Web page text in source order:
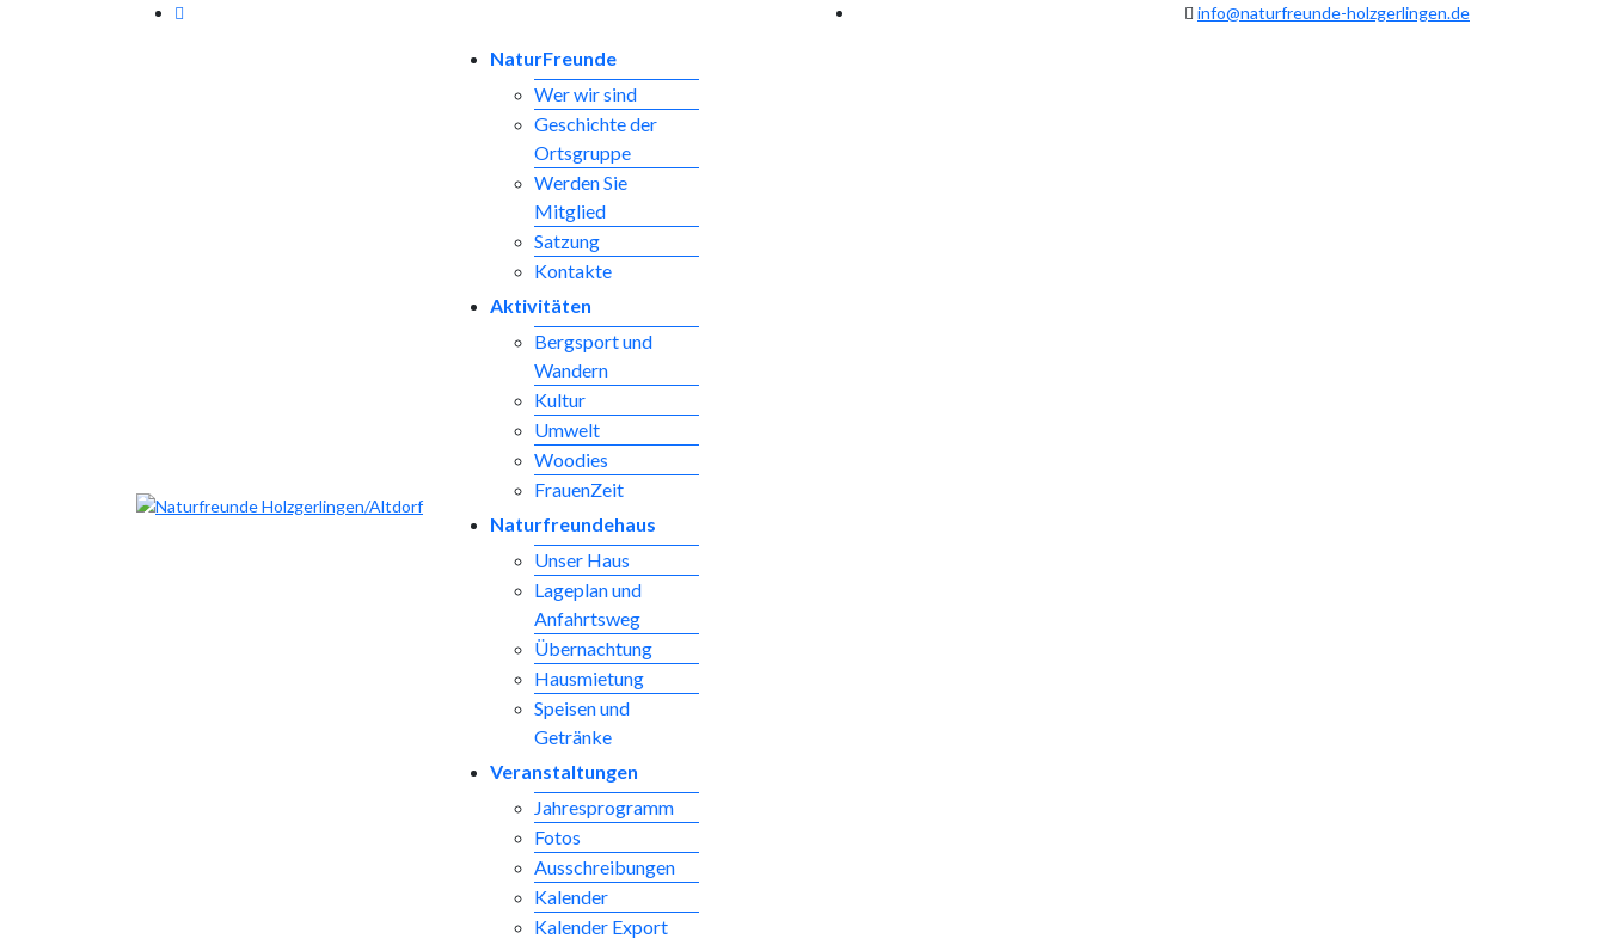
info@naturfreunde-holzgerlingen.de
NaturFreunde
Wer wir sind
Geschichte der
Ortsgruppe
Werden Sie
Mitglied
Satzung
Kontakte
Aktivitäten
Bergsport und
Wandern
Kultur
Umwelt
Woodies
FrauenZeit
Naturfreundehaus
Unser Haus
Lageplan und
Anfahrtsweg
Übernachtung
Hausmietung
Speisen und
Getränke
Veranstaltungen
Jahresprogramm
Fotos
Ausschreibungen
Kalender
Kalender Export